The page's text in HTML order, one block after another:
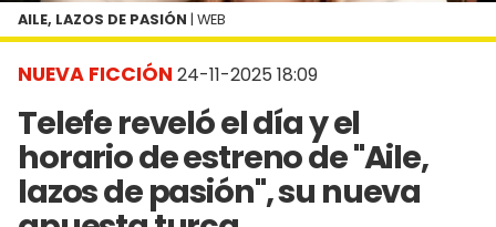
NUEVA FICCIÓN 24-11-2025 18:09
Telefe reveló el día y el
horario de estreno de "Aile,
lazos de pasión", su nueva
AILE, LAZOS DE PASIÓN | WEB